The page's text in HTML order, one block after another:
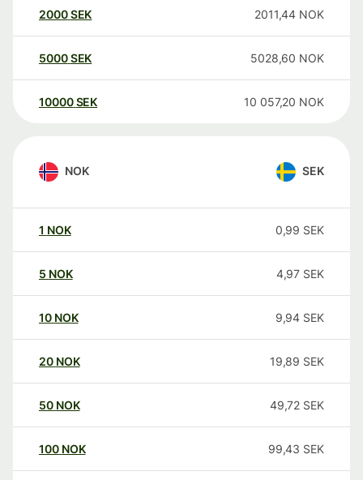
2000SEK 2011,44 NOK
5000SEK 5028,60 NOK
10000 SEK 10 057,20 NOK
NOK SEK
1 NOK 0,99 SEK
5 NOK 4,97 SEK
10 NOK 9,94 SEK
20 NOK 19,89 SEK
50 NOK 49,72 SEK
100 NOK 99,43 SEK